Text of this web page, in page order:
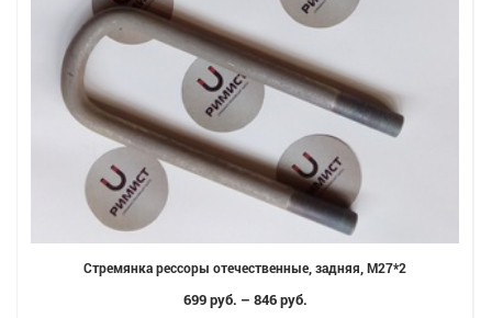
Стремянка рессоры отечественные, задняя, M27*2
699 руб. – 846 руб.